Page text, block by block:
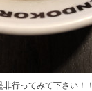
行ってみて下さい！！